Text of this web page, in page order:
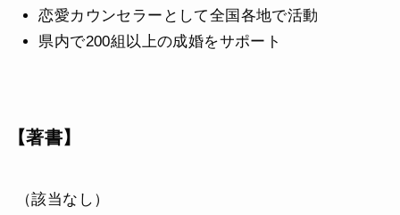
恋愛カウンセラーとして全国各地で活動
県内で200組以上の成婚をサポート
【著書】
（該当なし）